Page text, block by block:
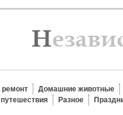
ремонт
Домашние животные
Разное